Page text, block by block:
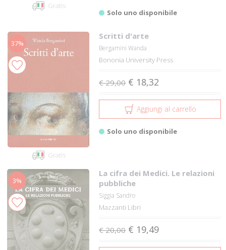
Gratis
Solo uno disponibile
37%
Gratis
Scritti d'arte
Bergamini Wanda
Bononia University Press
€ 29,00 € 18,32
Aggiungi al carrello
Solo uno disponibile
3%
La cifra dei Medici. Le relazioni
pubbliche
Siggia Sandro
Mazzanti Libri
€ 20,00 € 19,49